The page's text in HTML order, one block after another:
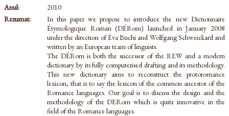
Anul:
2010
Rezumat:
In this paper we propose to introduce the new Dictionnaire
Étymologique Roman (DÉRom) launched in January 2008
under the direction of Éva Buchi and Wolfgang Schweickard and
written by an European team of linguists.
The DÉRom is both the successor of the REW and a modern
dictionary by its fully computerised drafting and its methodology.
This new dictionary aims to reconstruct the protoromance
lexicon, that is to say the lexicon of the common ancestor of the
Romance languages. Our goal is to discuss the design and the
methodology of the DERom which is quite innovative in the
field of the Romance languages.